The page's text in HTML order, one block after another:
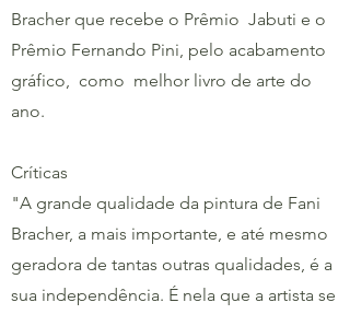
Bracher que recebe o Prêmio Jabuti e o
Prêmio Fernando Pini, pelo acabamento
gráfico, como melhor livro de arte do
ano.
Críticas
"A grande qualidade da pintura de Fani
Bracher, a mais importante, e até mesmo
geradora de tantas outras qualidades, é a
sua independência. É nela que a artista se